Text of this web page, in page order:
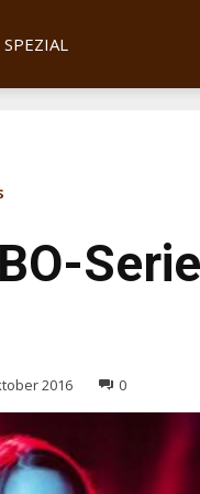
SPEZIAL
2016 0